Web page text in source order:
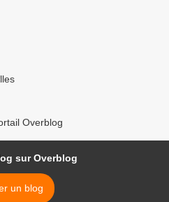
Overblog
sur Overblog
un blog